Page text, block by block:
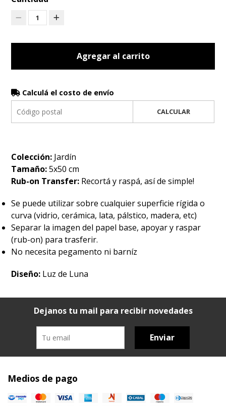
1
Agregar al carrito
Calculá el costo de envío
CALCULAR
Colección: Jardín
Tamaño:5x50 cm
Rub-on Transfer: Recortá y raspá, así de simple!
Se puede utilizar sobre cualquier superficie rígida o
curva (vidrio, cerámica, lata, pálstico, madera, etc)
Separar la imagen del papel base, apoyar y raspar
(rub-on) para trasferir.
No necesita pegamento ni barníz
Diseño: Luz de Luna
Dejanos tu mail para recibir novedades
Enviar
Medios de pago